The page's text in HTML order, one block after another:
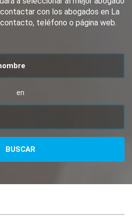
con los abogados en La
teléfono o página web.
en